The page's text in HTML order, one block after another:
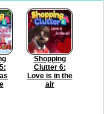
Shopping
Clutter 6:
Love is in the
air